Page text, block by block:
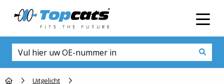
Go to homepage
Uitgelicht